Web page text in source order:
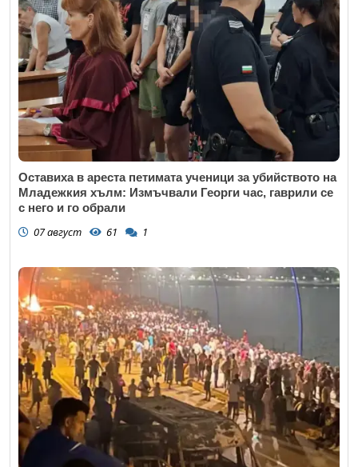
Оставиха в ареста петимата ученици за убийството на
Младежкия хълм: Измъчвали Георги час, гаврили се
с него и го обрали
07 август 61 1